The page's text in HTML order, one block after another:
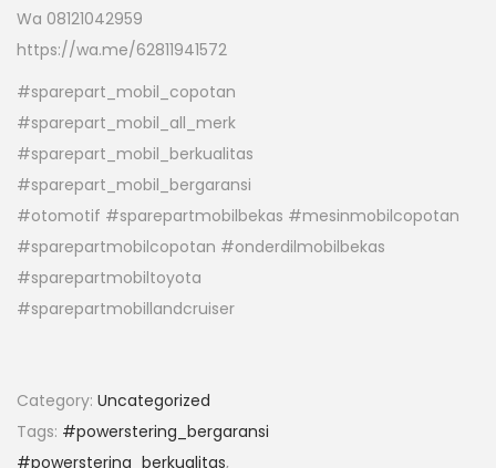
Wa 08121042959
https://wa.me/62811941572
#sparepart_mobil_copotan
#sparepart_mobil_all_merk
#sparepart_mobil_berkualitas
#sparepart_mobil_bergaransi
#otomotif #sparepartmobilbekas #mesinmobilcopotan
#sparepartmobilcopotan #onderdilmobilbekas
#sparepartmobiltoyota
#sparepartmobillandcruiser
Category: Uncategorized
Tags: #powerstering_bergaransi
#powerstering_berkualitas,